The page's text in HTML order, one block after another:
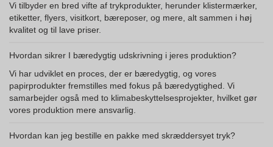
Vi tilbyder en bred vifte af trykprodukter, herunder klistermærker,
etiketter, flyers, visitkort, bæreposer, og mere, alt sammen i høj
kvalitet og til lave priser.
Hvordan sikrer I bæredygtig udskrivning i jeres produktion?
Vi har udviklet en proces, der er bæredygtig, og vores
papirprodukter fremstilles med fokus på bæredygtighed. Vi
samarbejder også med to klimabeskyttelsesprojekter, hvilket gør
vores produktion mere ansvarlig.
Hvordan kan jeg bestille en pakke med skræddersyet tryk?